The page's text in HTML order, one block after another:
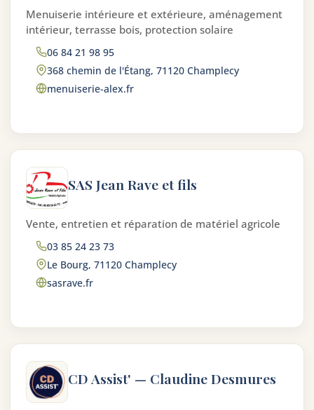
Menuiserie intérieure et extérieure, aménagement
intérieur, terrasse bois, protection solaire
06 84 21 98 95
368 chemin de l'Étang, 71120 Champlecy
menuiserie-alex.fr
SAS Jean Rave et fils
Vente, entretien et réparation de matériel agricole
03 85 24 23 73
Le Bourg, 71120 Champlecy
sasrave.fr
CD Assist' — Claudine Desmures